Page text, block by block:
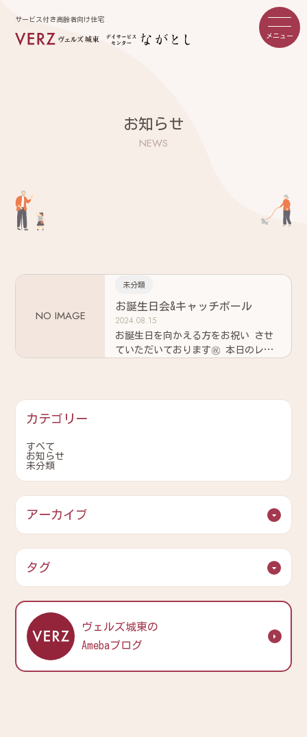
サービス付き高齢者向け住宅
メニュー
お知らせ
NEWS
NO IMAGE
未分類
お誕生日会&キャッチボール
2024.08.15
お誕生日を向かえる方をお祝い させ
ていただいております㊗️ 本日のレク
カテゴリー
すべて
お知らせ
未分類
アーカイブ
タグ
ヴェルズ城東の
Amebaブログ